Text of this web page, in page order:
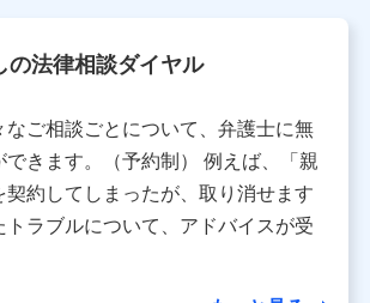
会社NTTドコモは、お客さまの情報を利
める行動原則を順守します 。
タダッシュボードの「第三者提供の管
かかわらず、共同利用する場合がありま
会員ではないお客さま（2019年12月11
イントクラブ会員であったことがないお
の法律相談ダイヤル
なご相談ごとについて、弁護士に無
できます。（予約制） 例えば、「親
契約してしまったが、取り消せます
トラブルについて、アドバイスが受